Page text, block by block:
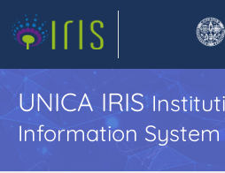
UNICA IRIS
Information System